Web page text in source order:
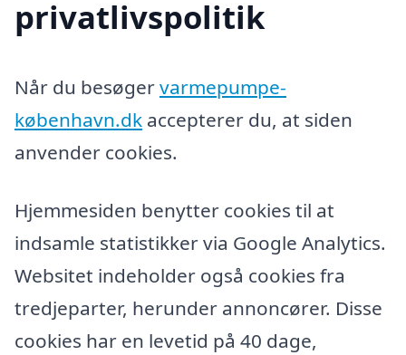
privatlivspolitik
Når du besøgervarmepumpe-
københavn.dk accepterer du, at siden
anvender cookies.
Hjemmesiden benytter cookies til at
indsamle statistikker via Google Analytics.
Websitet indeholder også cookies fra
tredjeparter, herunder annoncører. Disse
cookies har en levetid på 40 dage,